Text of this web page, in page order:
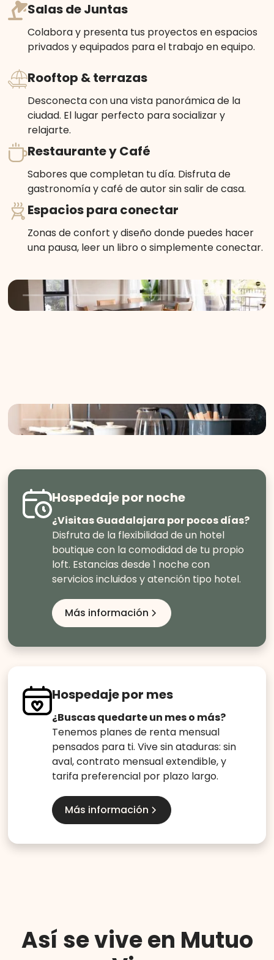
Salas de Juntas
Colabora y presenta tus proyectos en espacios
privados y equipados para el trabajo en equipo.
Rooftop & terrazas
Desconecta con una vista panorámica de la
ciudad. El lugar perfecto para socializar y
relajarte.
Restaurante y Café
Sabores que completan tu día. Disfruta de
gastronomía y café de autor sin salir de casa.
Espacios para conectar
Zonas de confort y diseño donde puedes hacer
una pausa, leer un libro o simplemente conectar.
Hospedaje por noche
¿Visitas Guadalajara por pocos días?
Disfruta de la flexibilidad de un hotel
boutique con la comodidad de tu propio
loft. Estancias desde 1 noche con
servicios incluidos y atención tipo hotel.
Más información
Hospedaje por mes
¿Buscas quedarte un mes o más?
Tenemos planes de renta mensual
pensados para ti. Vive sin ataduras: sin
aval, contrato mensual extendible, y
tarifa preferencial por plazo largo.
Más información
Así se vive en Mutuo